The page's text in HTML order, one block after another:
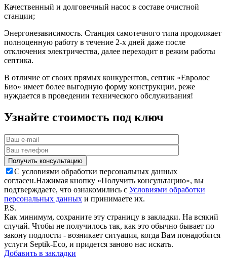
Качественный и долговечный насос в составе очистной
станции;
Энергонезависимость. Станция самотечного типа продолжает
полноценную работу в течение 2-х дней даже после
отключения электричества, далее переходит в режим работы
септика.
В отличие от своих прямых конкурентов, септик «Евролос
Био» имеет более выгодную форму конструкции, реже
нуждается в проведении технического обслуживания!
Узнайте стоимость под ключ
С условиями обработки персональных данных
согласен.Нажимая кнопку «Получить консультацию», вы
подтверждаете, что ознакомились с Условиями обработки
персональных данных и принимаете их.
P.S.
Как минимум, сохраните эту страницу в закладки. На всякий
случай. Чтобы не получилось так, как это обычно бывает по
закону подлости - возникает ситуация, когда Вам понадобятся
услуги Septik-Eco, и придется заново нас искать.
Добавить в закладки